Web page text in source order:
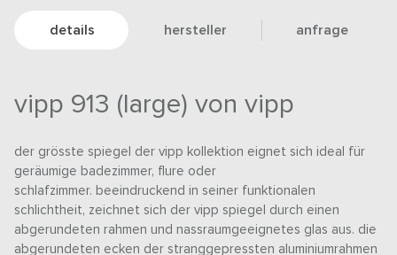
details hersteller anfrage
vipp 913 (large) von vipp
der grösste spiegel der vipp kollektion eignet sich ideal für
geräumige badezimmer, flure oder
schlafzimmer. beeindruckend in seiner funktionalen
schlichtheit, zeichnet sich der vipp spiegel durch einen
abgerundeten rahmen und nassraumgeeignetes glas aus. die
abgerundeten ecken der stranggepressten aluminiumrahmen